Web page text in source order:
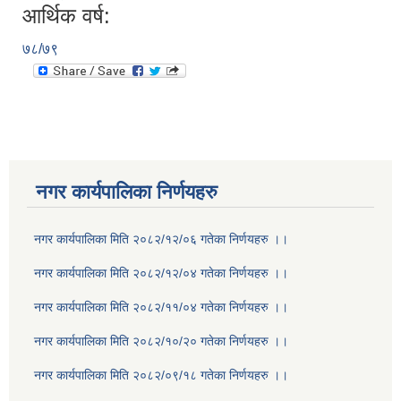
आर्थिक वर्ष:
७८/७९
नगर कार्यपालिका निर्णयहरु
नगर कार्यपालिका मिति २०८२/१२/०६ गतेका निर्णयहरु ।।
नगर कार्यपालिका मिति २०८२/१२/०४ गतेका निर्णयहरु ।।
नगर कार्यपालिका मिति २०८२/११/०४ गतेका निर्णयहरु ।।
नगर कार्यपालिका मिति २०८२/१०/२० गतेका निर्णयहरु ।।
नगर कार्यपालिका मिति २०८२/०९/१८ गतेका निर्णयहरु ।।